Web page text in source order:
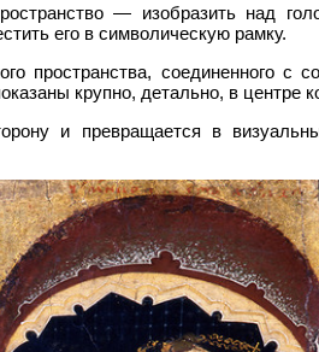
— изобразить над
его в символическую рамку.
про­стран­ства, соединенного
крупно, детально, в центре
и превращается в